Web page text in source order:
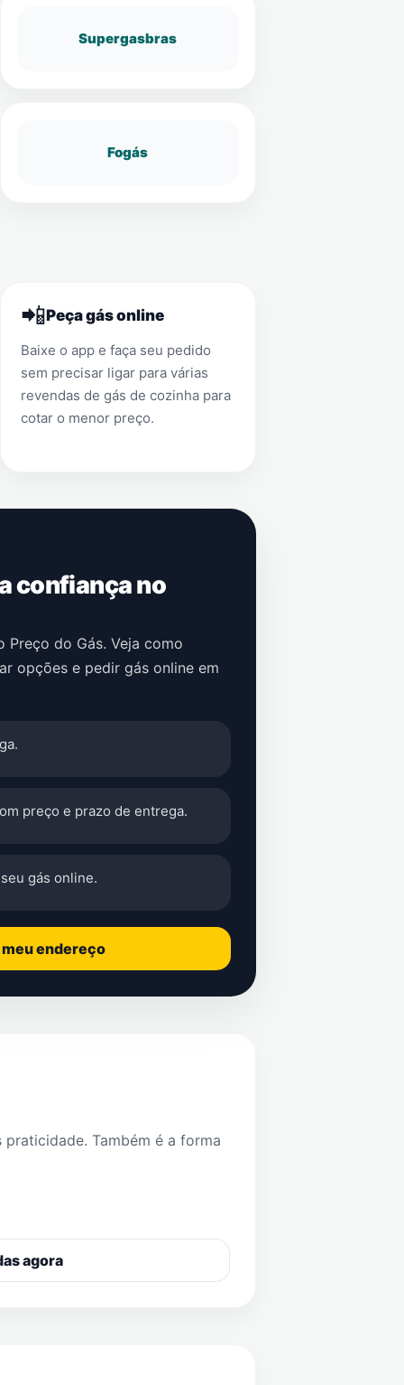
Supergasbras
Fogás
📲Peça gás online
Baixe o app e faça seu pedido
sem precisar ligar para várias
revendas de gás de cozinha para
cotar o menor preço.
confiança no
do Gás. Veja como
opções e pedir gás online em
preço e prazo de entrega.
gás online.
endereço
Também é a forma
agora